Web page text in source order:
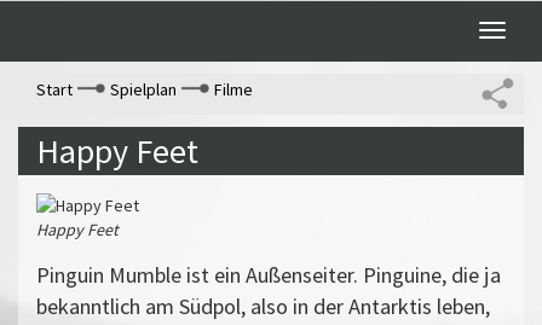
Toggle
Start
Spielplan Filme
Happy Feet
Happy Feet
Pinguin Mumble ist ein Außenseiter. Pinguine, die ja
bekanntlich am Südpol, also in der Antarktis leben,